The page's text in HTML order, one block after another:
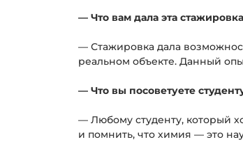
— Что вам дала эта
— Стажировка дала
реальном объекте. Данный
— Что вы посоветуете
— Любому студенту, который
и помнить, что химия — это